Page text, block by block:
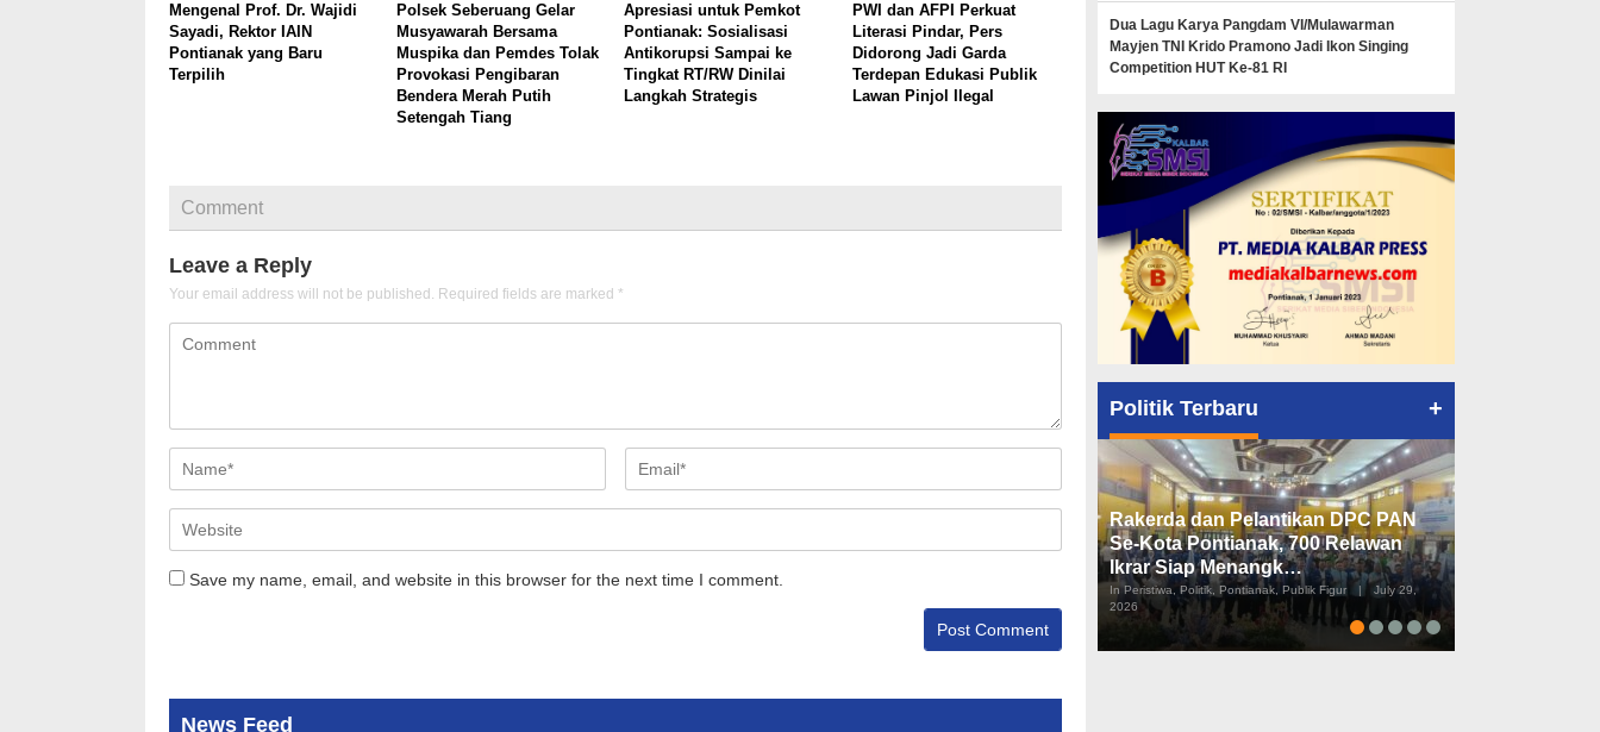
Mengenal Prof. Dr. Wajidi
Sayadi, Rektor IAIN
Pontianak yang Baru
Terpilih
Polsek Seberuang Gelar
Musyawarah Bersama
Muspika dan Pemdes Tolak
Provokasi Pengibaran
Bendera Merah Putih
Setengah Tiang
Apresiasi untuk Pemkot
Pontianak: Sosialisasi
Antikorupsi Sampai ke
Tingkat RT/RW Dinilai
Langkah Strategis
PWI dan AFPI Perkuat
Literasi Pindar, Pers
Didorong Jadi Garda
Terdepan Edukasi Publik
Lawan Pinjol Ilegal
Comment
Leave a Reply
Your email address will not be published. Required fields are marked *
Save my name, email, and website in this browser for the next time I comment.
News Feed
Dua Lagu Karya Pangdam VI/Mulawarman
Mayjen TNI Krido Pramono Jadi Ikon Singing
Competition HUT Ke-81 RI
Politik Terbaru +
Rakerda dan Pelantikan DPC PAN
Se-Kota Pontianak, 700 Relawan
Ikrar Siap Menangk…
In Peristiwa, Politik, Pontianak, Publik Figur |
July 29,
2026